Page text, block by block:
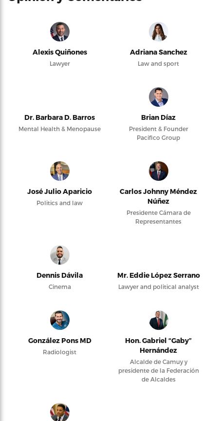
Alexis Quiñones
Lawyer
Adriana Sanchez
Law and sport
Dr. Barbara D. Barros
Mental Health & Menopause
Brian Díaz
President & Founder
Pacifico Group
José Julio Aparicio
Politics and law
Carlos Johnny Méndez
Núñez
Presidente Cámara de
Representantes
Dennis Dávila
Cinema
Mr. Eddie López Serrano
Lawyer and political analyst
González Pons MD
Radiologist
Hon. Gabriel “Gaby”
Hernández
Alcalde de Camuy y
presidente de la Federación
de Alcaldes